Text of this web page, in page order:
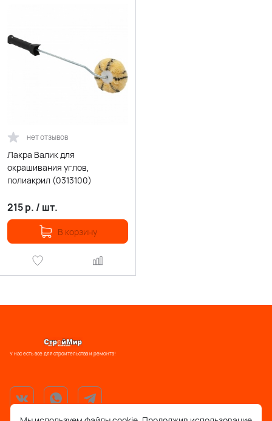
нет отзывов
Лакра Валик для
окрашивания углов,
полиакрил (0313100)
215р. / шт.
В корзину
У нас есть все для строительства и ремонта!